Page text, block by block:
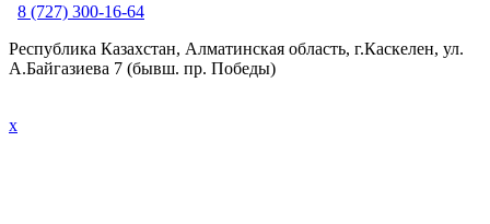
8 (727) 300-16-64
Республика Казахстан, Алматинская область, г.Каскелен, ул.
А.Байгазиева 7 (бывш. пр. Победы)
x